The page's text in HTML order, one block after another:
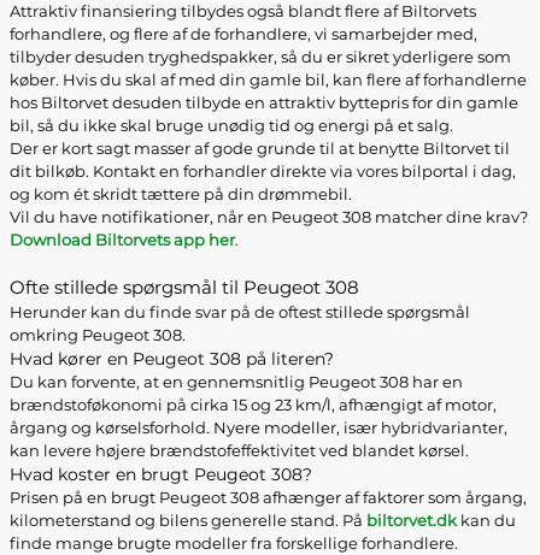
Attraktiv finansiering tilbydes også blandt flere af Biltorvets
forhandlere, og flere af de forhandlere, vi samarbejder med,
tilbyder desuden tryghedspakker, så du er sikret yderligere som
køber. Hvis du skal af med din gamle bil, kan flere af forhandlerne
hos Biltorvet desuden tilbyde en attraktiv byttepris for din gamle
bil, så du ikke skal bruge unødig tid og energi på et salg.
Der er kort sagt masser af gode grunde til at benytte Biltorvet til
dit bilkøb. Kontakt en forhandler direkte via vores bilportal i dag,
og kom ét skridt tættere på din drømmebil.
Vil du have notifikationer, når en Peugeot 308 matcher dine krav?
Download Biltorvets app her.
Ofte stillede spørgsmål til Peugeot 308
Herunder kan du finde svar på de oftest stillede spørgsmål
omkring Peugeot 308.
Hvad kører en Peugeot 308 på literen?
Du kan forvente, at en gennemsnitlig Peugeot 308 har en
brændstoføkonomi på cirka 15 og 23 km/l, afhængigt af motor,
årgang og kørselsforhold. Nyere modeller, især hybridvarianter,
kan levere højere brændstofeffektivitet ved blandet kørsel.
Hvad koster en brugt Peugeot 308?
Prisen på en brugt Peugeot 308 afhænger af faktorer som årgang,
kilometerstand og bilens generelle stand. På biltorvet.dkkan du
finde mange brugte modeller fra forskellige forhandlere.